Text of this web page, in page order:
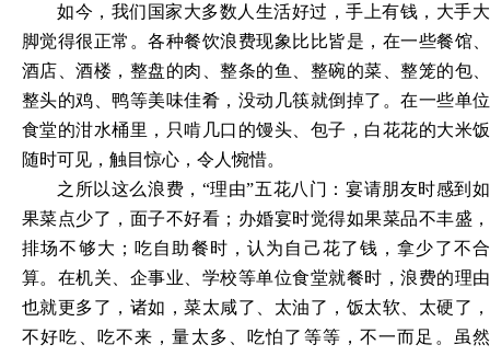
如今，我们国家大多数人生活好过，手上有钱，大手大
脚觉得很正常。各种餐饮浪费现象比比皆是，在一些餐馆、
酒店、酒楼，整盘的肉、整条的鱼、整碗的菜、整笼的包、
整头的鸡、鸭等美味佳肴，没动几筷就倒掉了。在一些单位
食堂的泔水桶里，只啃几口的馒头、包子，白花花的大米饭
随时可见，触目惊心，令人惋惜。
之所以这么浪费，“理由”五花八门：宴请朋友时感到如
果菜点少了，面子不好看；办婚宴时觉得如果菜品不丰盛，
排场不够大；吃自助餐时，认为自己花了钱，拿少了不合
算。在机关、企事业、学校等单位食堂就餐时，浪费的理由
也就更多了，诸如，菜太咸了、太油了，饭太软、太硬了，
不好吃、吃不来，量太多、吃怕了等等，不一而足。虽然